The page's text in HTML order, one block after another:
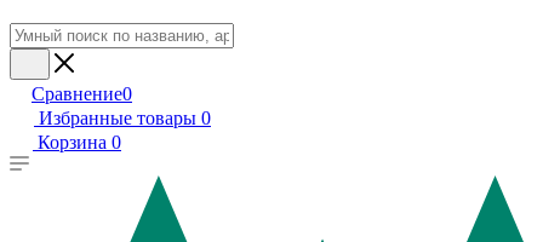
Сравнение0
Избранные товары 0
Корзина 0